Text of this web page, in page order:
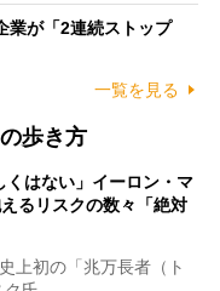
業が「2連続ストップ
一覧を見る
歩き方
くはない」イーロン・マ
るリスクの数々「絶対
上初の「兆万長者（ト